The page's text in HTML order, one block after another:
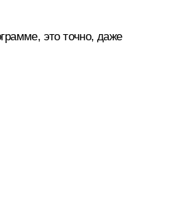
это точно, даже